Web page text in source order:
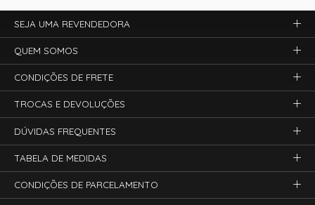
SEJA UMA REVENDEDORA
QUEM SOMOS
CONDIÇÕES DE FRETE
TROCAS E DEVOLUÇÕES
DÚVIDAS FREQUENTES
TABELA DE MEDIDAS
CONDIÇÕES DE PARCELAMENTO